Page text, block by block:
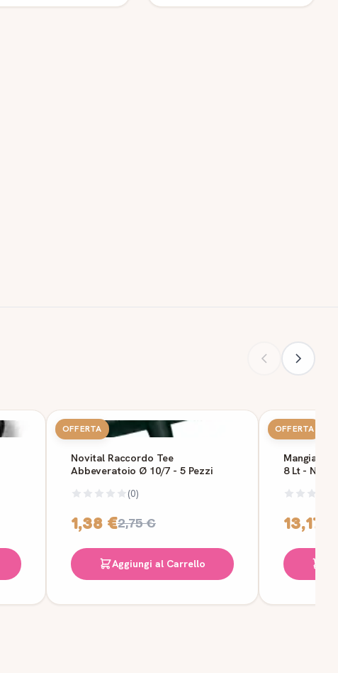
OFFERTA
Novital Raccordo Tee
Abbeveratoio Ø 10/7 - 5 Pezzi
(0)
1,38 €2,75 €
Aggiungi al Carrello
OFFERTA
8 Lt -
13,17 €